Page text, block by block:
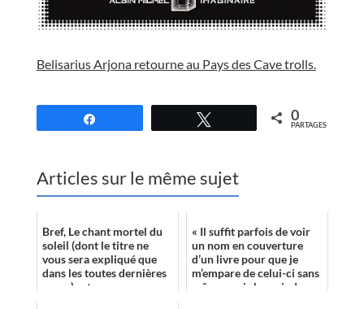
Belisarius Arjona retourne au Pays des Cave trolls.
0
PARTAGES
Articles sur le même sujet
Bref, Le chant mortel du
soleil (dont le titre ne
vous sera expliqué que
dans les toutes dernières
pages) est un roman
« Il suffit parfois de voir
un nom en couverture
d’un livre pour que je
m’empare de celui-ci sans
même avoir la moindre